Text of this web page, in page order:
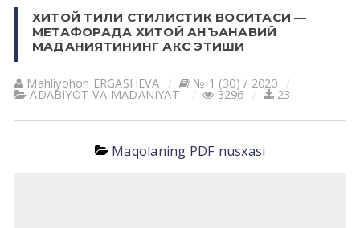
ХИТОЙ ТИЛИ СТИЛИСТИК ВОСИТАСИ —
МEТАФОРАДА ХИТОЙ АНЪАНАВИЙ
МАДАНИЯТИНИНГ АКС ЭТИШИ
Mahliyohon ERGАSHEVА № 1 (30) / 2020
АDАBIYOT VА MАDАNIYAT 3296 23
Maqolaning PDF nusxasi